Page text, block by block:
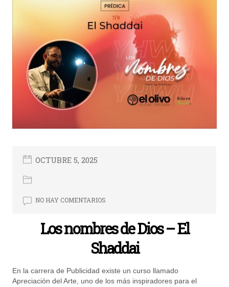
OCTUBRE 5, 2025
NO HAY COMENTARIOS
Los nombres de Dios – El
Shaddai
En la carrera de Publicidad existe un curso llamado
Apreciación del Arte, uno de los más inspiradores para el